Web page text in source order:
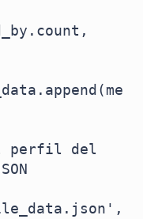
perfil del